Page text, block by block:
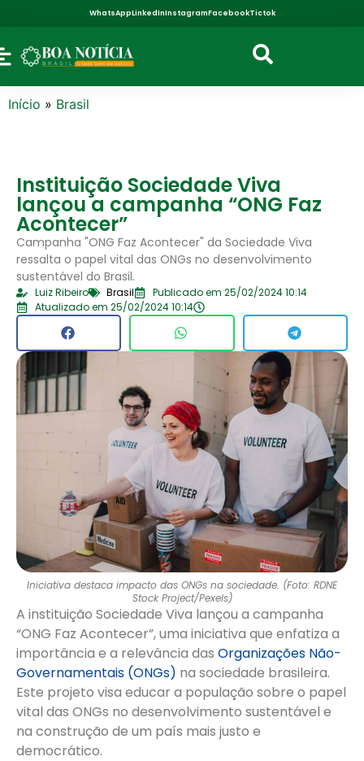
WhatsAppLinkedInInstagramFacebookTictok
Início » Brasil
Instituição Sociedade Viva
lançou a campanha “ONG Faz
Acontecer”
Campanha "ONG Faz Acontecer" da Sociedade Viva
ressalta o papel vital das ONGs no desenvolvimento
sustentável do Brasil.
Luiz Ribeiro Brasil
Publicado em 25/02/2024 10:14
Atualizado em 25/02/2024 10:14
Iniciativa destaca impacto das ONGs na sociedade. (Foto: RDNE
Stock Project/Pexels)
A instituição Sociedade Viva lançou a campanha
“ONG Faz Acontecer”, uma iniciativa que enfatiza a
importância e a relevância das Organizações Não-
Governamentais (ONGs) na sociedade brasileira.
Este projeto visa educar a população sobre o papel
vital das ONGs no desenvolvimento sustentável e
na construção de um país mais justo e
democrático.